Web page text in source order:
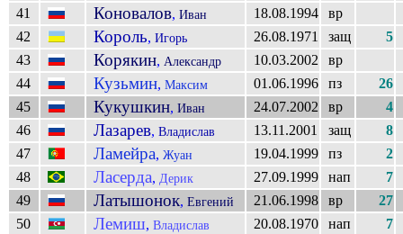
41
Коновалов, Иван 18.08.1994
вр
42
Король, Игорь 26.08.1971 защ
5
43
Корякин, Александр 10.03.2002
вр
44
Кузьмин, Максим 01.06.1996 пз
26
45
Кукушкин, Иван 24.07.2002 вр
4
46
Лазарев, Владислав 13.11.2001 защ
8
47
Ламейра, Жуан 19.04.1999 пз
2
48
Ласерда, Дерик 27.09.1999 нап
7
49
Латышонок, Евгений 21.06.1998 вр
27
50
Лемиш, Владислав 20.08.1970 нап
7